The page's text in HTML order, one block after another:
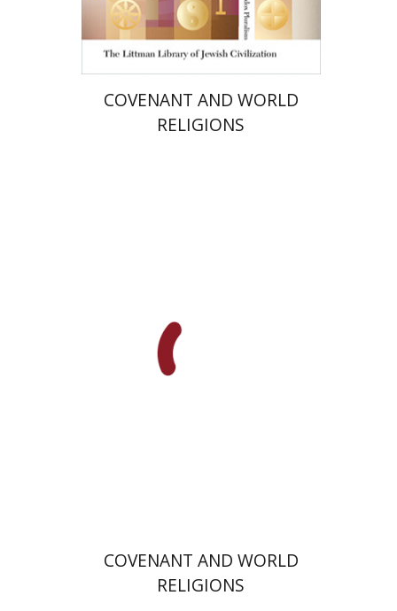
$80
$72
COVENANT AND WORLD
RELIGIONS
COVENANT AND WORLD
RELIGIONS